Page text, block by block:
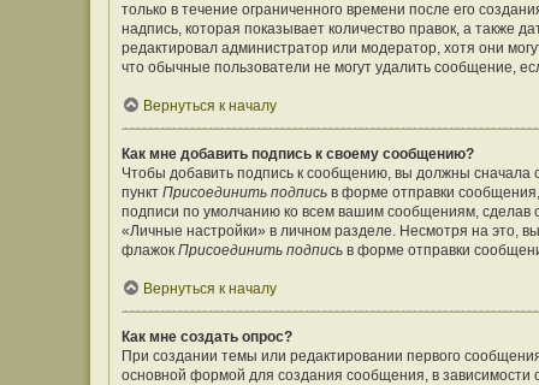
только в течение ограниченного времени после его
надпись, которая показывает количество правок, а также
редактировал администратор или модератор, хотя они
что обычные пользователи не могут удалить сообщение,
Вернуться к началу
Как мне добавить подпись к своему сообщению?
Чтобы добавить подпись к сообщению, вы должны сначала
пункт Присоединить подпись в форме отправки
подписи по умолчанию ко всем вашим сообщениям,
«Личные настройки» в личном разделе. Несмотря на это,
флажок Присоединить подпись в форме отправки
Вернуться к началу
Как мне создать опрос?
При создании темы или редактировании первого
основной формой для создания сообщения, в зависимости